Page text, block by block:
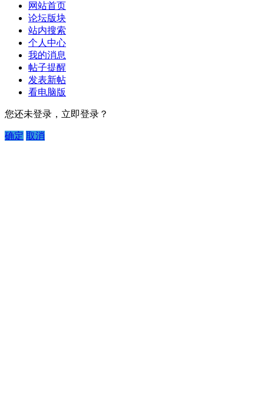
网站首页
论坛版块
站内搜索
个人中心
我的消息
帖子提醒
发表新帖
看电脑版
您还未登录，立即登录？
确定 取消